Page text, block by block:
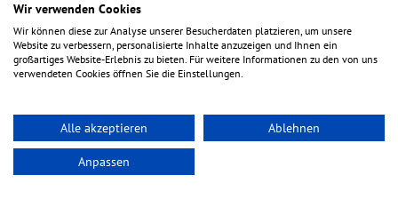
extrem robuste Eingangsmatten mit Schwerlasten
befahrbar bei sehr dünner Materialstärke
Wir verwenden Cookies
Wir können diese zur Analyse unserer Besucherdaten platzieren, um unsere
Website zu verbessern, personalisierte Inhalte anzuzeigen und Ihnen ein
großartiges Website-Erlebnis zu bieten. Für weitere Informationen zu den von uns
verwendeten Cookies öffnen Sie die Einstellungen.
Alle akzeptieren Ablehnen
Anpassen